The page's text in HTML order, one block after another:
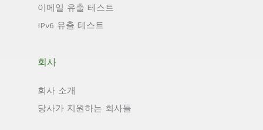
이메일 유출 테스트
IPv6 유출 테스트
회사
회사 소개
당사가 지원하는 회사들